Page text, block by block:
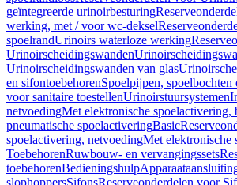
geïntegreerde urinoirbesturing
werking, met / voor wc-deksel
spoelrandUrinoirs waterloze werking
Urinoirscheidingswanden
Urinoirscheidingswanden van glas
en sifontoebehorenSpoelpijpen, spoelbochten
voor sanitaire toestellenUrinoirstuursystemen
netvoedingMet elektronische spoelactivering,
pneumatische spoelactiveringBasic
spoelactivering, netvoedingMet elektronische
ToebehorenRuwbouw- en vervangingssets
toebehorenBedieningshulp
slophoppersSifonsReserveonderdelen voor